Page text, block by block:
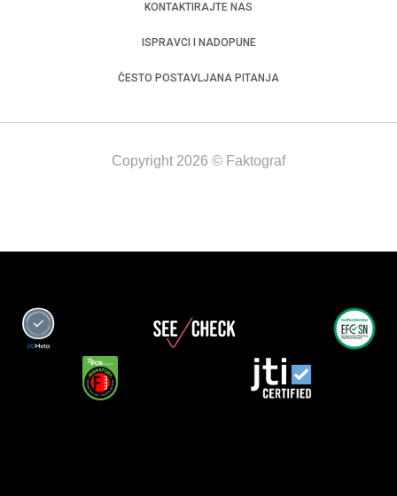
KONTAKTIRAJTE NAS
ISPRAVCI I NADOPUNE
ČESTO POSTAVLJANA PITANJA
Copyright 2026 © Faktograf